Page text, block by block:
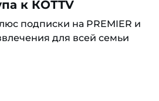
к КОТTV
подписки на PREMIER и
для всей семьи